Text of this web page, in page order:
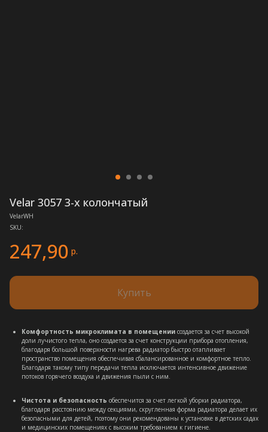
Velar 3057 3-x колончатый
VelarWH
SKU:
247,90 р.
Купить
Комфортность микроклимата в помещении создается за счет высокой
доли лучистого тепла, оно создается за счет конструкции прибора отопления,
благодаря большой поверхности нагрева радиатор быстро отапливает
пространство помещения обеспечивая сбалансированное и комфортное тепло.
Благодаря такому типу передачи тепла исключается интенсивное движение
потоков горячего воздуха и движения пыли с ним.
Чистота и безопасность обеспечится за счет легкой уборки радиатора,
благодаря расстоянию между секциями, скругленная форма радиатора делает их
безопасными для детей, поэтому они рекомендованы к установке в детских садах
и медицинских помещениях с высоким требованием к гигиене.